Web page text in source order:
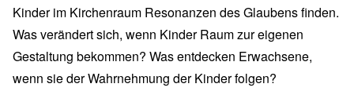
Kinder im Kirchenraum Resonanzen des Glaubens finden.
Was verändert sich, wenn Kinder Raum zur eigenen
Gestaltung bekommen? Was entdecken Erwachsene,
wenn sie der Wahrnehmung der Kinder folgen?